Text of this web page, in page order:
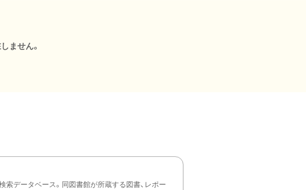
ません。
データベース。同図書館が所蔵する図書、レポー